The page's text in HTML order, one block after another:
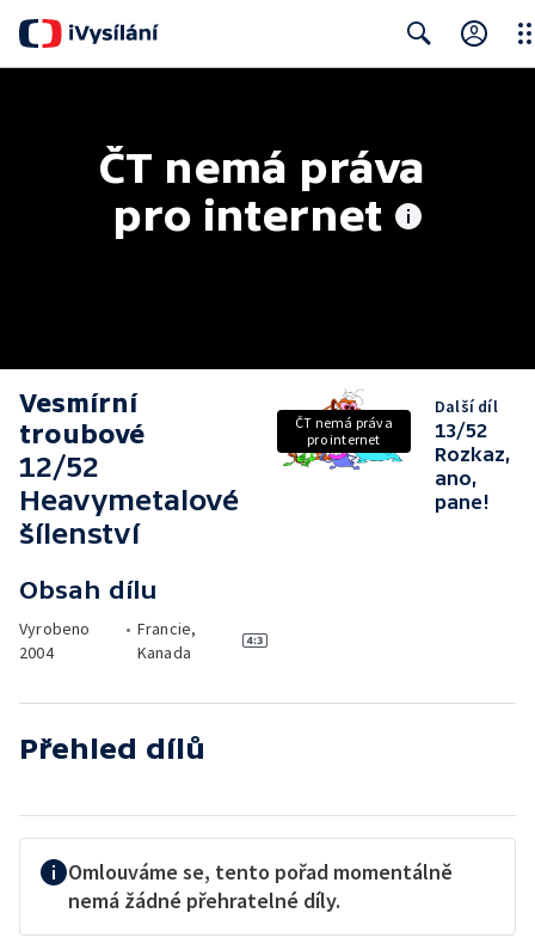
ČT nemá práva
pro internet
Vesmírní
troubové
12/52
Heavymetalové
šílenství
Obsah dílu
Vyrobeno
2004
• Francie,
Kanada
ČT nemá práva
pro internet
Další díl
13/52
Rozkaz,
ano,
pane!
Přehled dílů
Omlouváme se, tento pořad momentálně
nemá žádné přehratelné díly.